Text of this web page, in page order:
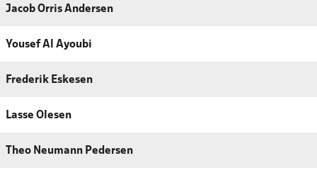
Jacob Orris Andersen
Yousef Al Ayoubi
Frederik Eskesen
Lasse Olesen
Theo Neumann Pedersen